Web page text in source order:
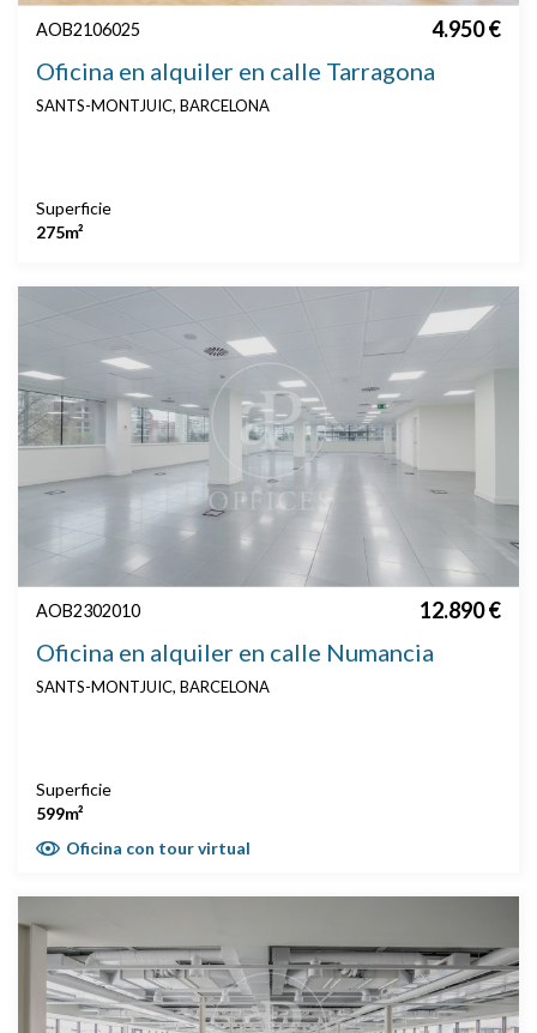
AOB2106025 4.950 €
Oficina en alquiler en calle Tarragona
SANTS-MONTJUIC, BARCELONA
Superficie
275m²
AOB2302010 12.890 €
Oficina en alquiler en calle Numancia
SANTS-MONTJUIC, BARCELONA
Superficie
599m²
Oficina con tour virtual